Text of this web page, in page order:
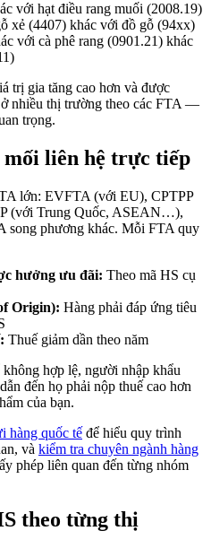
với hạt điều rang muối (2008.19)
xẻ (4407) khác với đồ gỗ (94xx)
với cà phê rang (0901.21) khác
trị gia tăng cao hơn và được
nhiều thị trường theo các FTA —
trọng.
liên hệ trực tiếp
lớn: EVFTA (với EU), CPTPP
(với Trung Quốc, ASEAN…),
phương khác. Mỗi FTA quy
hưởng ưu đãi: Theo mã HS cụ
Origin): Hàng phải đáp ứng tiêu
Thuế giảm dần theo năm
hợp lệ, người nhập khẩu
đến họ phải nộp thuế cao hơn
của bạn.
hàng quốc tế để hiểu quy trình
và kiểm tra chuyên ngành hàng
phép liên quan đến từng nhóm
theo từng thị